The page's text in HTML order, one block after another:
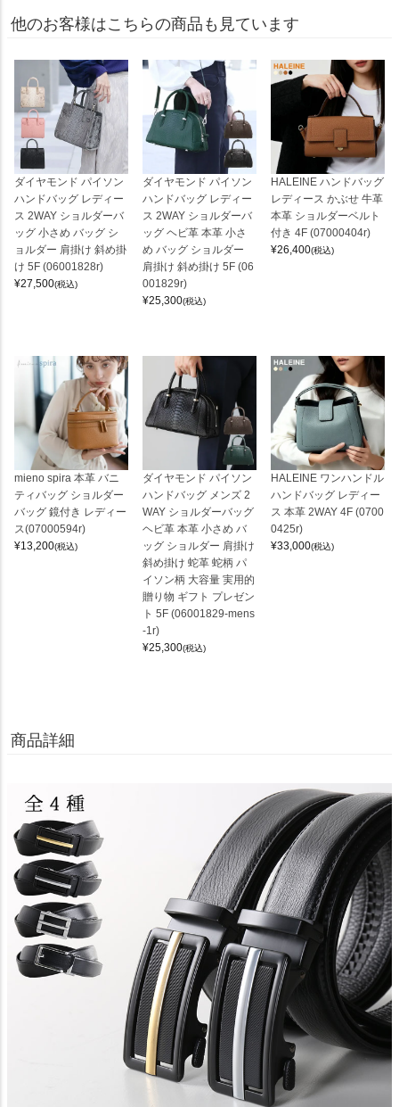
他のお客様はこちらの商品も見ています
ダイヤモンド パイソン
ハンドバッグ レディー
ス 2WAY ショルダーバ
ッグ 小さめ バッグ シ
ョルダー 肩掛け 斜め掛
け 5F (06001828r)
¥27,500(税込)
ダイヤモンド パイソン
ハンドバッグ レディー
ス 2WAY ショルダーバ
ッグ ヘビ革 本革 小さ
め バッグ ショルダー
肩掛け 斜め掛け 5F (06
001829r)
¥25,300(税込)
HALEINE ハンドバッグ
レディース かぶせ 牛革
本革 ショルダーベルト
付き 4F (07000404r)
¥26,400(税込)
mieno spira 本革 バニ
ティバッグ ショルダー
バッグ 鏡付き レディー
ス(07000594r)
¥13,200(税込)
ダイヤモンド パイソン
ハンドバッグ メンズ 2
WAY ショルダーバッグ
ヘビ革 本革 小さめ バ
ッグ ショルダー 肩掛け
斜め掛け 蛇革 蛇柄 パ
イソン柄 大容量 実用的
贈り物 ギフト プレゼン
ト 5F (06001829-mens
-1r)
¥25,300(税込)
HALEINE ワンハンドル
ハンドバッグ レディー
ス 本革 2WAY 4F (0700
0425r)
¥33,000(税込)
商品詳細